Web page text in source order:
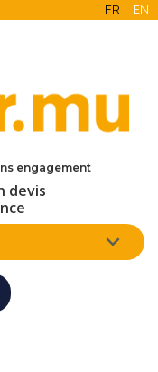
FR EN
ligne
devis